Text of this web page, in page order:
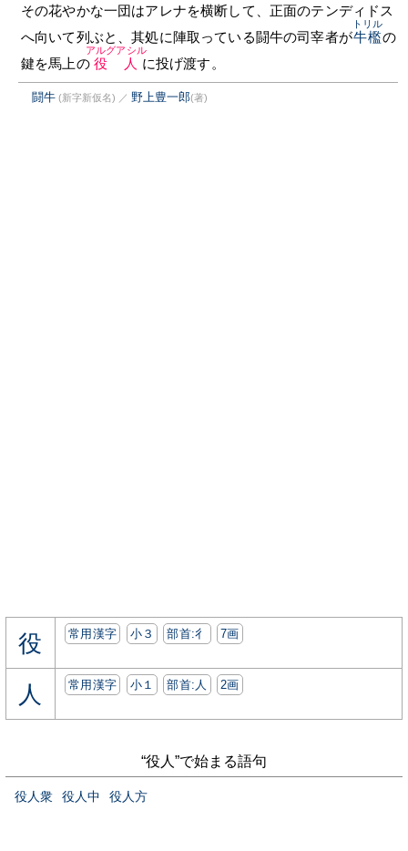
その花やかな一団はアレナを横断して、正面のテンディドス
へ向いて列ぶと、其処に陣取っている闘牛の司宰者が牛檻
トリル
の
鍵を馬上の 役人
アルグアシル
に投げ渡す。
闘牛 (新字新仮名) ／ 野上豊一郎(著)
役 常用漢字 小３ 部首:⼻ 7画
人 常用漢字 小１ 部首:⼈ 2画
“役人”で始まる語句
役人衆 役人中 役人方